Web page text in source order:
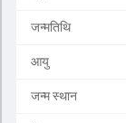
जन्मतिथि
आयु
जन्म स्थान